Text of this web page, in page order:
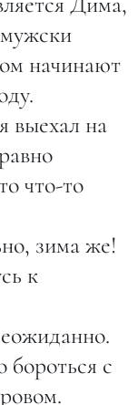
начинают
выехал на
что-то
зима же!
к
бороться с